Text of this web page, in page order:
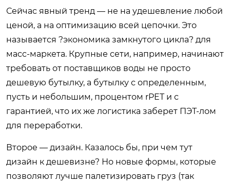
Сейчас явный тренд — не на удешевление любой
ценой, а на оптимизацию всей цепочки. Это
называется ?экономика замкнутого цикла? для
масс-маркета. Крупные сети, например, начинают
требовать от поставщиков воды не просто
дешевую бутылку, а бутылку с определенным,
пусть и небольшим, процентом rPET и с
гарантией, что их же логистика заберет ПЭТ-лом
для переработки.
Второе — дизайн. Казалось бы, при чем тут
дизайн к дешевизне? Но новые формы, которые
позволяют лучше палетизировать груз (так